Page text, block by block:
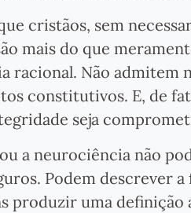
cristãos, sem
mais do que
racional. Não admitem
constitutivos. E, de
seja
a neurociência não
Podem descrever
produzir uma